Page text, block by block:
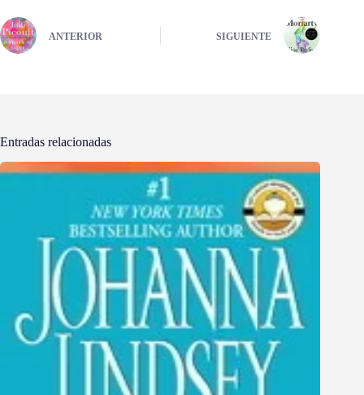
ANTERIOR SIGUIENTE
Entradas relacionadas